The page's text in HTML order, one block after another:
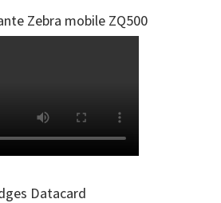
Zebra mobile ZQ500
Datacard